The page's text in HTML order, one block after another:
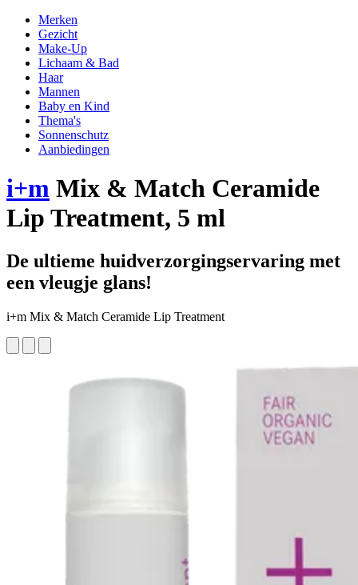
Merken
Gezicht
Make-Up
Lichaam & Bad
Haar
Mannen
Baby en Kind
Thema's
Sonnenschutz
Aanbiedingen
i+m Mix & Match Ceramide
Lip Treatment, 5 ml
De ultieme huidverzorgingservaring met
een vleugje glans!
i+m Mix & Match Ceramide Lip Treatment